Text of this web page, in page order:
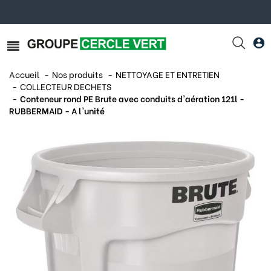
Accueil Nos produits
NETTOYAGE ET ENTRETIEN
COLLECTEUR DECHETS
Conteneur rond PE Brute avec conduits d'aération 121l -
RUBBERMAID - A l'unité